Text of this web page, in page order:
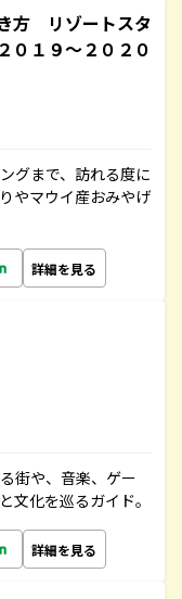
方 リゾートスタ
１９～２０２０
グまで、訪れる度に
やマウイ産おみやげ
詳細を見る
街や、音楽、ゲー
文化を巡るガイド。
詳細を見る